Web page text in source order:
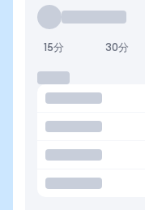
15分 30分